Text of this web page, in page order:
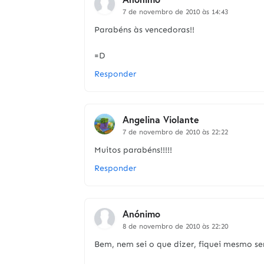
7 de novembro de 2010 às 14:43
Parabéns às vencedoras!!
=D
Responder
Angelina Violante
7 de novembro de 2010 às 22:22
Muitos parabéns!!!!!
Responder
Anónimo
8 de novembro de 2010 às 22:20
Bem, nem sei o que dizer, fiquei mesmo